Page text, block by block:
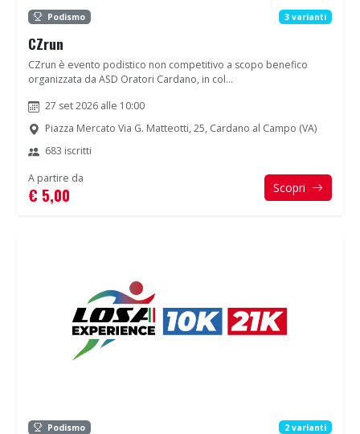
Podismo 3 varianti
CZrun
CZrun è evento podistico non competitivo a scopo benefico
organizzata da ASD Oratori Cardano, in col...
27 set 2026 alle 10:00
Piazza Mercato Via G. Matteotti, 25, Cardano al Campo (VA)
683 iscritti
A partire da
€ 5,00 Scopri
Podismo 2 varianti